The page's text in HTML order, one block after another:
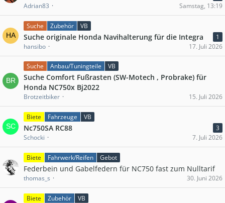
Adrian83
Samstag, 13:19
Suche Zubehör VB
Suche originale Honda Navihalterung für die Integra
1
hansibo
17. Juli 2026
Suche Anbau/Tuningteile VB
Suche Comfort Fußrasten (SW-Motech , Probrake) für
Honda NC750x Bj2022
Brotzeitbiker 15. Juli 2026
Biete Fahrzeuge VB
Nc750SA RC88
3
Schocki
7. Juli 2026
Biete Fahrwerk/Reifen Gebot
Federbein und Gabelfedern für NC750 fast zum Nulltarif
thomas_s 30. Juni 2026
Biete Zubehör VB